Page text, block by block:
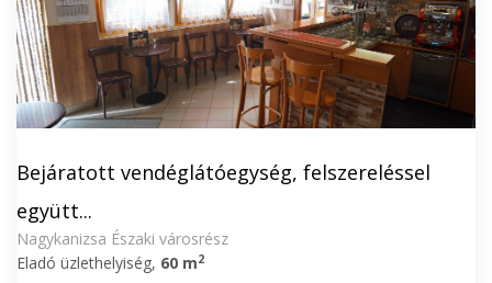
Bejáratott vendéglátóegység, felszereléssel
együtt...
Nagykanizsa Északi városrész
Eladó üzlethelyiség, 60 m2